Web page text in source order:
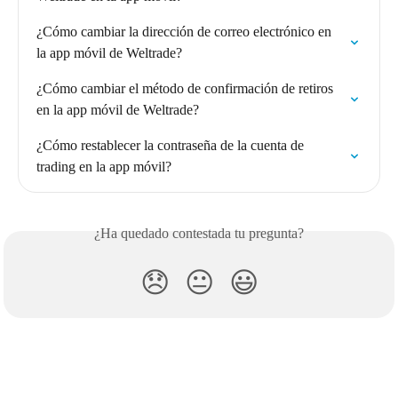
¿Cómo cambiar la dirección de correo electrónico en
la app móvil de Weltrade?
¿Cómo cambiar el método de confirmación de retiros
en la app móvil de Weltrade?
¿Cómo restablecer la contraseña de la cuenta de
trading en la app móvil?
¿Ha quedado contestada tu pregunta?
😞 😐 😃